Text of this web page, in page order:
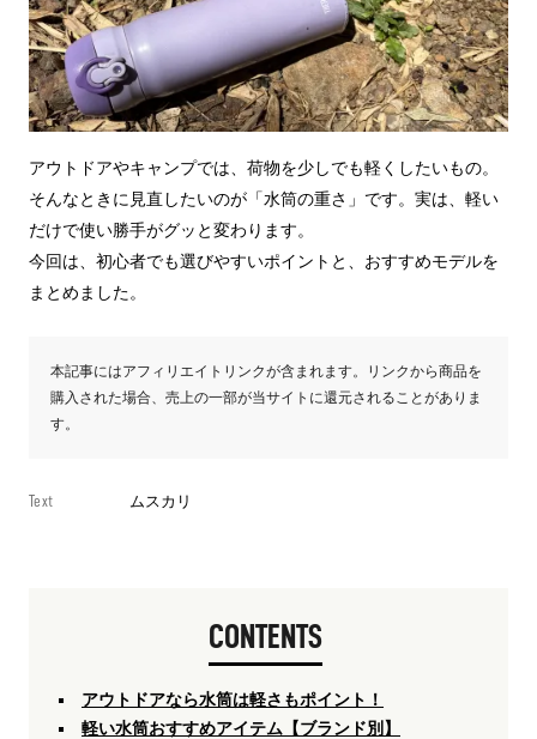
アウトドアやキャンプでは、荷物を少しでも軽くしたいもの。
そんなときに見直したいのが「水筒の重さ」です。実は、軽い
だけで使い勝手がグッと変わります。
今回は、初心者でも選びやすいポイントと、おすすめモデルを
まとめました。
本記事にはアフィリエイトリンクが含まれます。リンクから商品を
購入された場合、売上の一部が当サイトに還元されることがありま
す。
Text ムスカリ
CONTENTS
アウトドアなら水筒は軽さもポイント！
軽い水筒おすすめアイテム【ブランド別】